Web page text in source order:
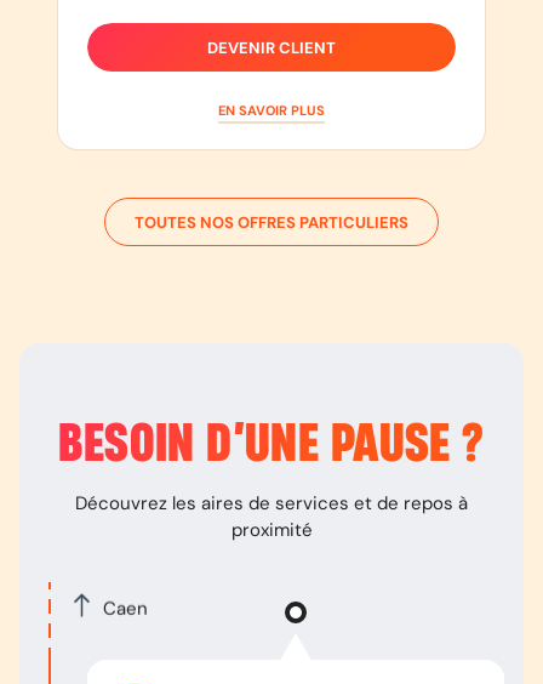
DEVENIR CLIENT
EN SAVOIR PLUS
TOUTES NOS OFFRES PARTICULIERS
BESOIN D’UNE PAUSE ?
Découvrez les aires de services et de repos à
proximité
Caen